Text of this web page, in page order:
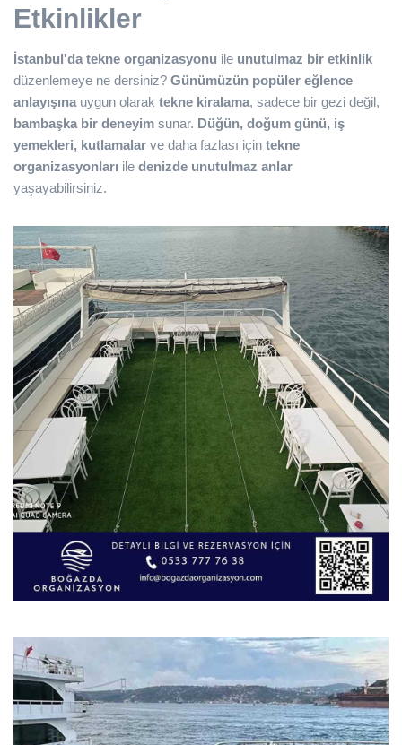
Etkinlikler
İstanbul'da tekne organizasyonu ile unutulmaz bir etkinlik
düzenlemeye ne dersiniz? Günümüzün popüler eğlence
anlayışına uygun olarak tekne kiralama, sadece bir gezi değil,
bambaşka bir deneyim sunar. Düğün, doğum günü, iş
yemekleri, kutlamalar ve daha fazlası için tekne
organizasyonları ile denizde unutulmaz anlar
yaşayabilirsiniz.